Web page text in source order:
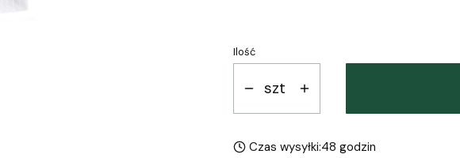
Ilość
szt
Czas wysyłki:48 godzin